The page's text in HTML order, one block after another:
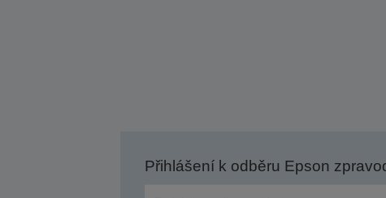
Přihlášení k odběru Epson